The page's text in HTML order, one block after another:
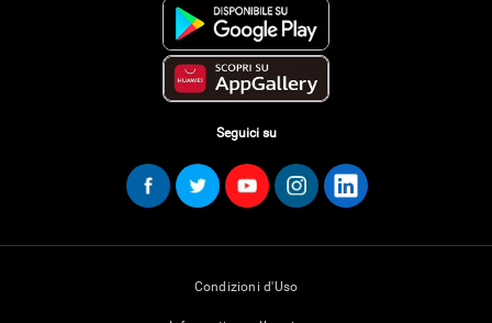
Seguici su
Condizioni d'Uso